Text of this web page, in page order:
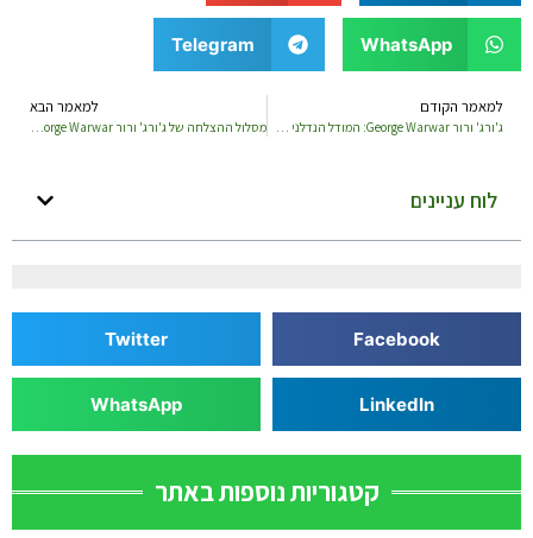
WhatsApp
Telegram
למאמר הקודם
ג'ורג' ורור George Warwar: המודל הנדלני שמושך משקיעים מכל העולם
למאמר הבא
מסלול ההצלחה של ג'ורג' ורור George Warwar
לוח עניינים
Facebook
Twitter
LinkedIn
WhatsApp
קטגוריות נוספות באתר